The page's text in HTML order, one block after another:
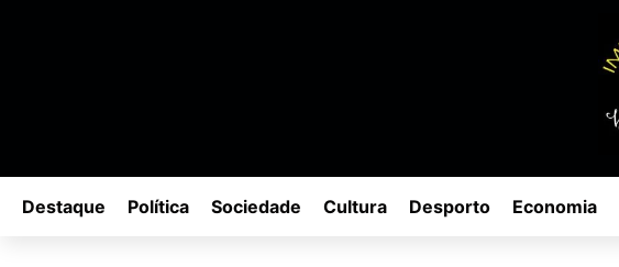
Destaque Política Sociedade Cultura Desporto Economia